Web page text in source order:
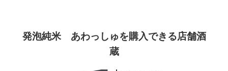
発泡純米 あわっしゅを購入できる店舗酒
蔵